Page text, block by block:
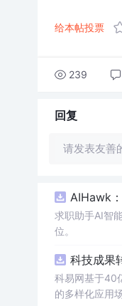
给本帖投票
239
回复
请发表友善
AIHawk
求职助手AI智
位。
科技成果
科易网基于40
的多样化应用